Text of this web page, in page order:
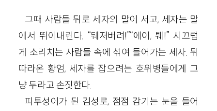
그때 사람들 뒤로 세자의 말이 서고, 세자는 말
에서 뛰어내린다. “뒈져버려!”“에이, 퉤!” 시끄럽
게 소리치는 사람들 속에 섞여 들어가는 세자. 뒤
따라온 황엄, 세자를 잡으려는 호위병들에게 그
냥 두라고 손짓한다.
피투성이가 된 김성로, 점점 감기는 눈을 들어